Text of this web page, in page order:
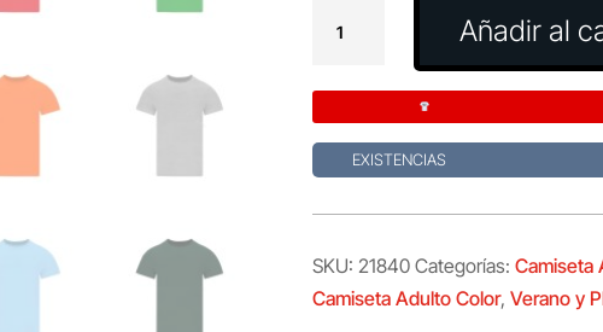
Adulto
cantidad
Añadir al
EXISTENCIAS
SKU: 21840 Categorías: Camiseta
Camiseta Adulto Color, Verano y